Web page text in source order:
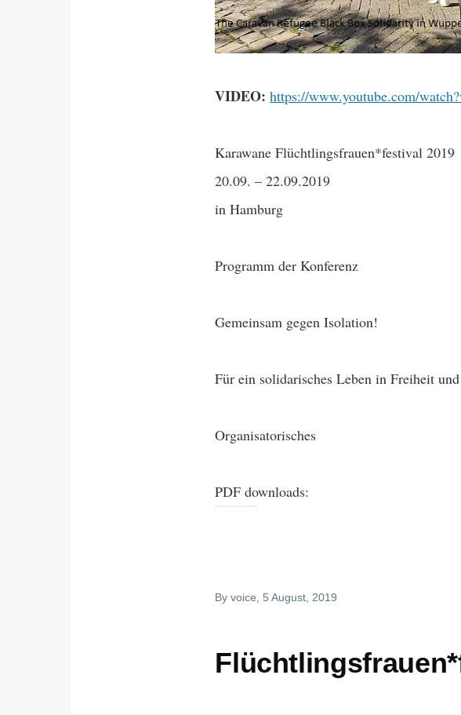
VIDEO: https://www.youtube.com/
Karawane Flüchtlingsfrauen*festival 2019
20.09. – 22.09.2019
in Hamburg
Programm der Konferenz
Gemeinsam gegen Isolation!
Für ein solidarisches Leben in Freiheit
Organisatorisches
PDF downloads:
Byvoice , 5 August, 2019